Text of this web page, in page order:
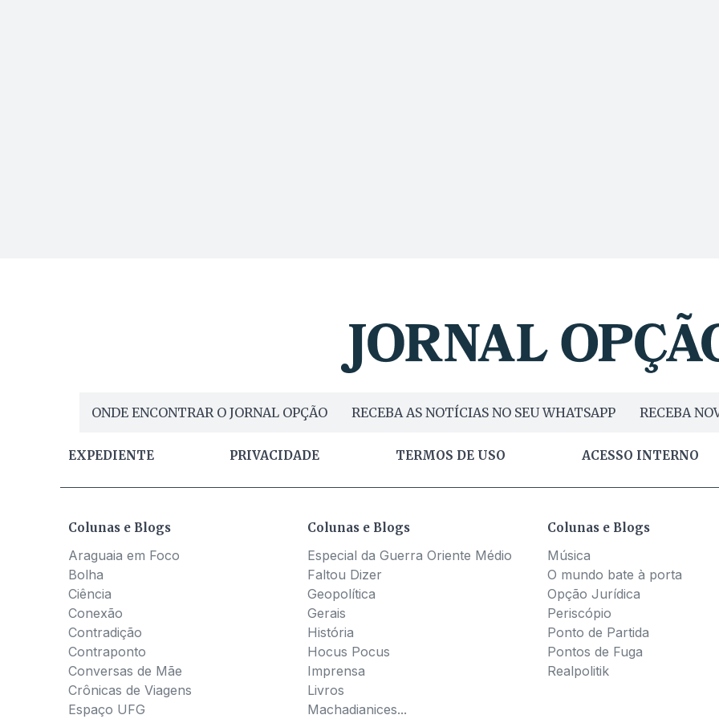
ONDE ENCONTRAR O JORNAL OPÇÃO RECEBA AS NOTÍCIAS NO SEU WHATSAPP RECEBA
EXPEDIENTE PRIVACIDADE TERMOS DE USO ACESSO INTERNO
Colunas e Blogs
Araguaia em Foco
Bolha
Ciência
Conexão
Contradição
Contraponto
Conversas de Mãe
Crônicas de Viagens
Espaço UFG
Colunas e Blogs
Especial da Guerra Oriente Médio
Faltou Dizer
Geopolítica
Gerais
História
Hocus Pocus
Imprensa
Livros
Machadianices...
Colunas e Blogs
Música
O mundo bate à porta
Opção Jurídica
Periscópio
Ponto de Partida
Pontos de Fuga
Realpolitik